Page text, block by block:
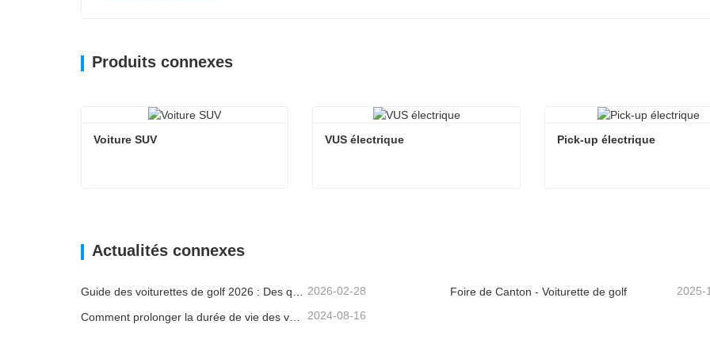
Produits connexes
Voiture SUV VUS électrique Pick-up électrique
Actualités connexes
Guide des voiturettes de golf 2026 : Des quartiers résidentiels aux complexes hôteliers – Comment choisir le véhicule polyvalent idéal ? 2026-02-28 Foire de Canton - Voiturette de golf 2025-
2024-08-16